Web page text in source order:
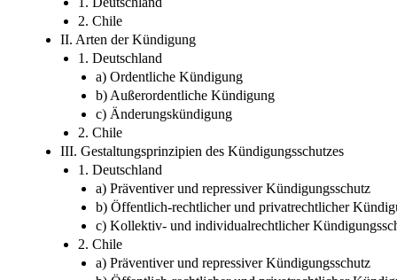
2. Chile
II. Arten der Kündigung
1. Deutschland
a) Ordentliche Kündigung
b) Außerordentliche Kündigung
c) Änderungskündigung
2. Chile
III. Gestaltungsprinzipien des Kündigungsschutzes
1. Deutschland
a) Präventiver und repressiver Kündigungsschutz
b) Öffentlich-rechtlicher und privatrechtlicher
c) Kollektiv- und individualrechtlicher
2. Chile
a) Präventiver und repressiver Kündigungsschutz